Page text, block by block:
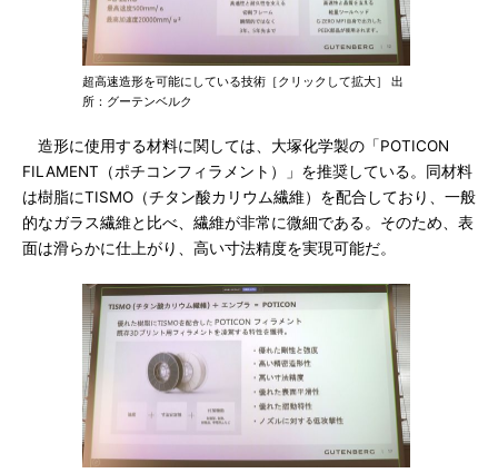
超高速造形を可能にしている技術［クリックして拡大］ 出
所：グーテンベルク
造形に使用する材料に関しては、大塚化学製の「POTICON
FILAMENT（ポチコンフィラメント）」を推奨している。同材料
は樹脂にTISMO（チタン酸カリウム繊維）を配合しており、一般
的なガラス繊維と比べ、繊維が非常に微細である。そのため、表
面は滑らかに仕上がり、高い寸法精度を実現可能だ。